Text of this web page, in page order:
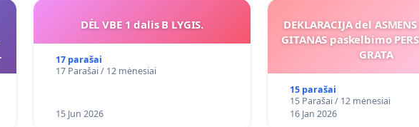
DĖL VBE 1 dalis B LYGIS.
17 parašai
17 Parašai / 12 mėnesiai
15 Jun 2026
DEKLARACIJA del
GITANAS paskelbimo
GRATA
15 parašai
15 Parašai / 12 mėnesiai
16 Jan 2026